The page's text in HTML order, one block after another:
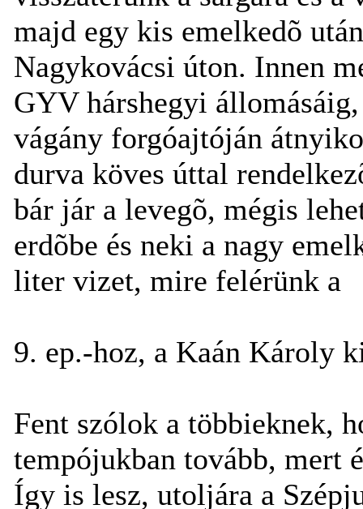
majd egy kis emelkedõ
Nagykovácsi úton. Innen
GYV hárshegyi
vágány forgóajtóján
durva köves úttal
bár jár a levegõ, mégis
erdõbe és neki a nagy
liter vizet, mire felérünk a
9. ep.-hoz, a Kaán Károly
Fent szólok a többieknek,
tempójukban tovább, mert
Így is lesz, utoljára a